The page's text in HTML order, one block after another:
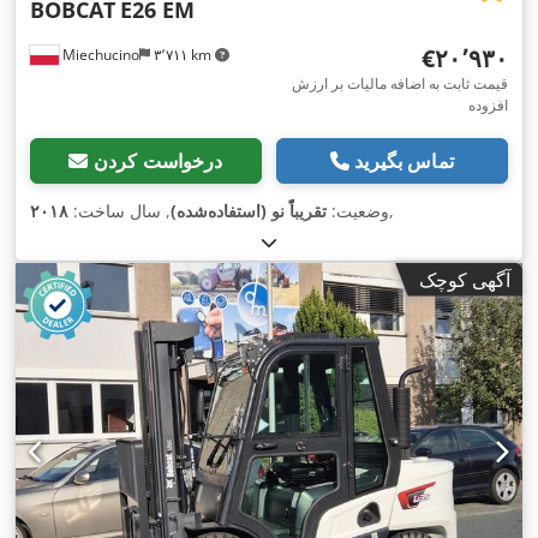
Miechucino ۳٬۷۱۱ km
BOBCAT E26 EM
‎€۲۰٬۹۳۰
قیمت ثابت به اضافه مالیات بر ارزش
افزوده
درخواست کردن تماس بگیرید
وضعیت: تقریباً نو (استفاده‌شده), سال ساخت: ۲۰۱۸ ,
آگهی کوچک